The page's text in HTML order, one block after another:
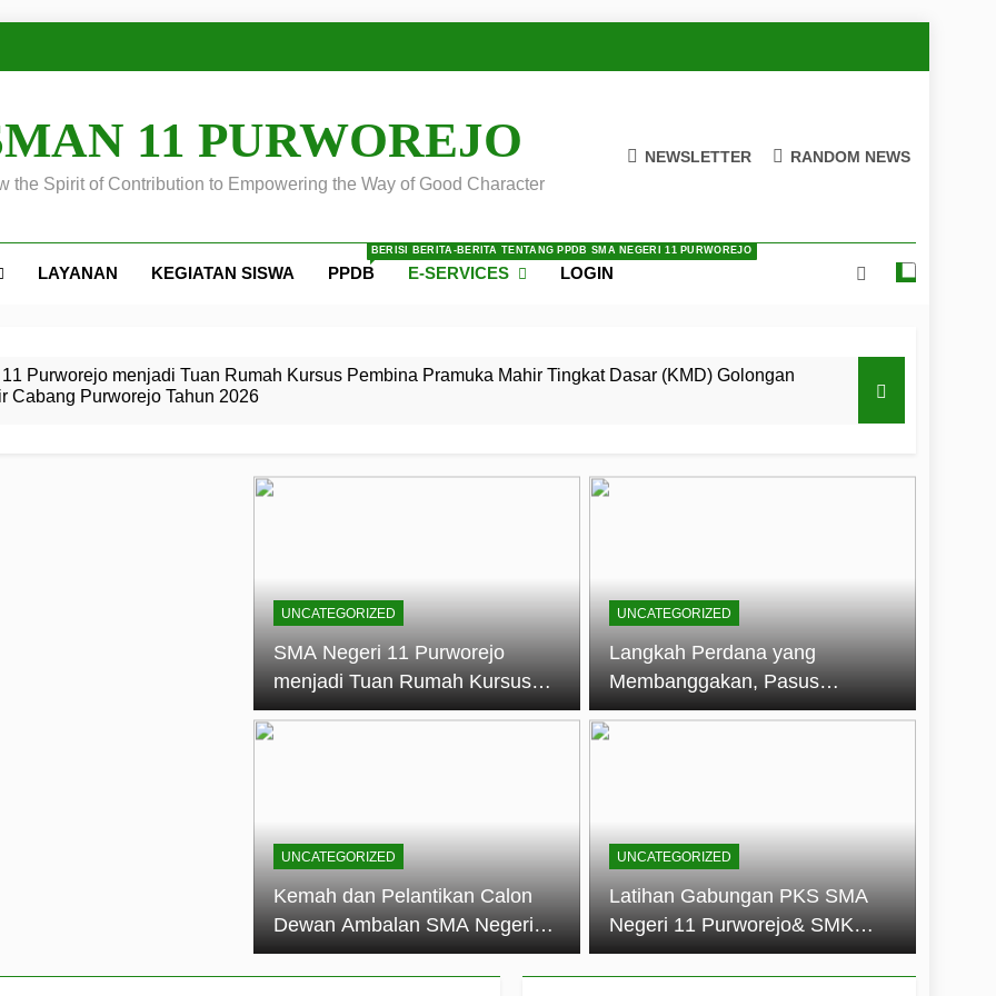
11 PURWOREJO
the Spirit of Contribution to Empowering the Way of Good Character
NEWSLETTER RANDOM NEWS
LAYANAN KEGIATAN SISWA PPDB
BERISI BERITA-BERITA TENTANG PPDB SMA NEGERI 11 PURWOREJO
E-SERVICES LOGIN
Purworejo menjadi Tuan Rumah Kursus Pembina Pramuka Mahir Tingkat Dasar (KMD) Golongan
Cabang Purworejo Tahun 2026
Calon Dewan Ambalan SMA Negeri 11 Purworejo: Membentuk Jiwa Kepemimpinan, Disiplin,
11 Purworejo Sukses Gelar LPBB Jatayudha Open 2 Tahun 2026
Tingkat
Gugus Depan
di LKBB
oleh Pasukan Khusus
11
Negeri 11 Purworejo
menjadi lokasi pelaksanaan
UNCATEGORIZED
SMA Negeri 11 Purworejo
menjadi Tuan Rumah Kursus
Pembina Pramuka Mahir
UNCATEGORIZED
Langkah Perdana yang
Membanggakan, Pasus
Jatayudha Ukir Prestasi di
UNCATEGORIZED
Kemah dan Pelantikan Calon
Dewan Ambalan SMA Negeri
11 Purworejo: Membentuk Jiwa
Kepemimpinan, Disiplin, dan
UNCATEGORIZED
Latihan Gabungan PKS SMA
Negeri 11 Purworejo& SMK
Negeri 6 Purworejo:
Membangun Disiplin,